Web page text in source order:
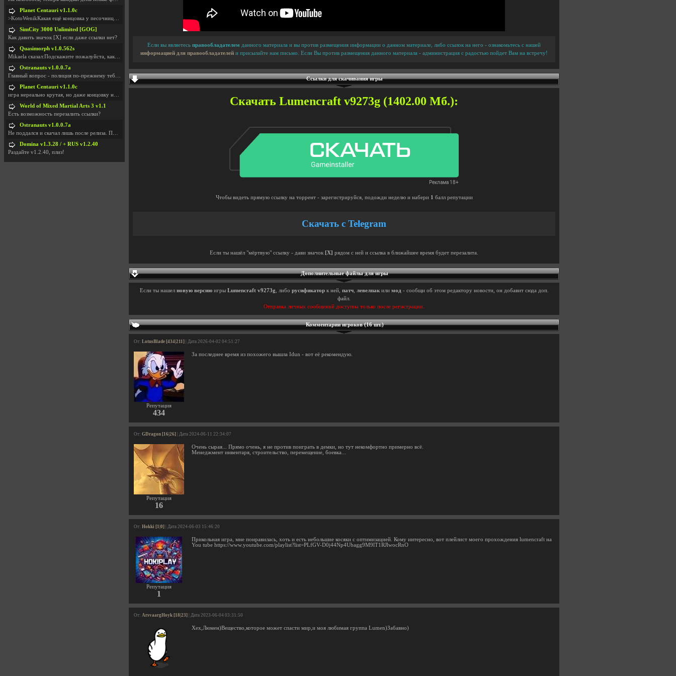
Если вы являетесь правообладателем данного материала и вы против размещения информации о данном материале, либо ссылок на него - ознакомьтесь с нашей
информацией для правообладателей и присылайте нам письмо. Если Вы против размещения данного материала - администрация с радостью пойдет Вам на встречу!
Ссылки для скачивания игры
Скачать Lumencraft v9273g (1402.00 Мб.):
Чтобы видеть прямую ссылку на торрент - зарегистрируйся, подожди неделю и набери 1 балл репутации
Скачать с Telegram
Если ты нашёл "мёртвую" ссылку - дави значок [X] рядом с ней и ссылка в ближайшее время будет перезалита.
Дополнительные файлы для игры
Если ты нашел новую версиюигры Lumencraft v9273g , либо русификаторк ней, патч, левелпакили мод - сообщи об этом редактору новости, он добавит сюда доп.
файл.
Отправка личных сообщений доступна только после регистрации.
Комментарии игроков (16 шт.)
От: LotusBlade [434|211] | Дата 2026-04-02 04:51:27
Репутация
434
За последнее время из похожего вышла Idun - вот её рекомендую.
От: GDragon [16|26] | Дата 2024-06-11 22:34:07
Репутация
16
Очень сырая... Прямо очень, я не против поиграть в демки, но тут некомфортно примерно всё.
Менеджмент инвентаря, строительство, перемещение, боевка...
От: Hokki [1|0] | Дата 2024-06-03 15:46:20
Репутация
1
Прикольная игра, мне понравилась, хоть и есть небольшие косяки с оптимизацией. Кому интересно, вот плейлист моего прохождения lumencraft на
You tube https://www.youtube.com/playlist?list=PLfGV-D0j44Np4Ubagg9M9lT1RJlwocRnO
От: ArsvaargHoyk [18|23] | Дата 2023-06-04 03:31:50
Хех,Люмен)Вещество,которое может спасти мир,и моя любимая группа Lumen)Забавно)
Planet Centauri v1.1.0c
>KotoWenikКакая ещё концовка у песочницы?..
SimCity 3000 Unlimited [GOG]
Как давить значок [X] если даже ссылки нет?
Quasimorph v1.0.562s
Mikaela сказал:Подскажите пожалуйста, как скачать
Ostranauts v1.0.0.7a
Главный вопрос - полиция по-прежнему тебя таранит
Planet Centauri v1.1.0c
игра нереально крутая, но даже концовку не удосужи
World of Mixed Martial Arts 3 v1.1
Есть возможность перезалить ссылки?
Ostranauts v1.0.0.7a
Не поддался и скачал лишь после релиза. Посмотрим,
Domina v1.3.28 / + RUS v1.2.40
Раздайте v1.2.40, плиз!